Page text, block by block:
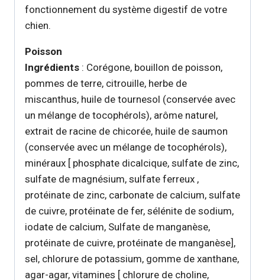
fonctionnement du système digestif de votre
chien.
Poisson
Ingrédients : Corégone, bouillon de poisson,
pommes de terre, citrouille, herbe de
miscanthus, huile de tournesol (conservée avec
un mélange de tocophérols), arôme naturel,
extrait de racine de chicorée, huile de saumon
(conservée avec un mélange de tocophérols),
minéraux [ phosphate dicalcique, sulfate de zinc,
sulfate de magnésium, sulfate ferreux ,
protéinate de zinc, carbonate de calcium, sulfate
de cuivre, protéinate de fer, sélénite de sodium,
iodate de calcium, Sulfate de manganèse,
protéinate de cuivre, protéinate de manganèse],
sel, chlorure de potassium, gomme de xanthane,
agar-agar, vitamines [ chlorure de choline,